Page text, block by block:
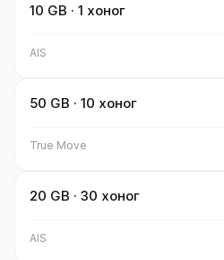
10 GB · 1 хоног
AIS
50 GB · 10 хоног
True Move
20 GB · 30 хоног
AIS